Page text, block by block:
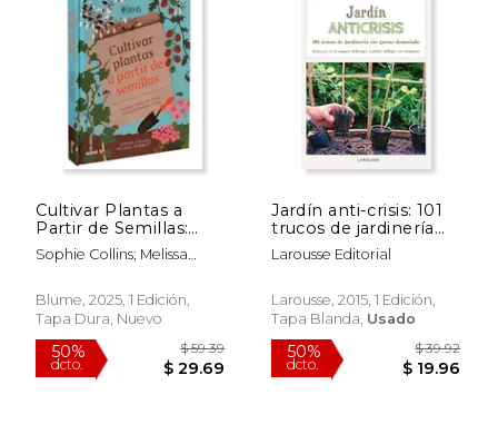
50%
dcto. $ 43.58
40%
dcto.
Cultivar Plantas a
Partir de Semillas:
Sembrar Flores,
Hortalizas, Plantas
Sophie Collins; Melissa
Horticultural Society
Blume, 2025, 1 Edición,
Tapa Dura, Nuevo
Jardín anti-crisis: 101
trucos de jardinería
sin gastar demasiado
Larousse Editorial
Larousse, 2015, 1 Edición,
Tapa Blanda, Usado